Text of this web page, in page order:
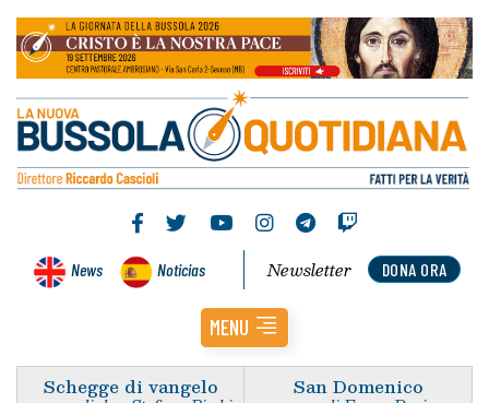
News Noticias DONA ORA
Newsletter
MENU
Schegge di vangelo San Domenico